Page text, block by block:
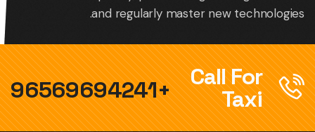
and regularly master new technologies.
Call For
Taxi
+96569694241